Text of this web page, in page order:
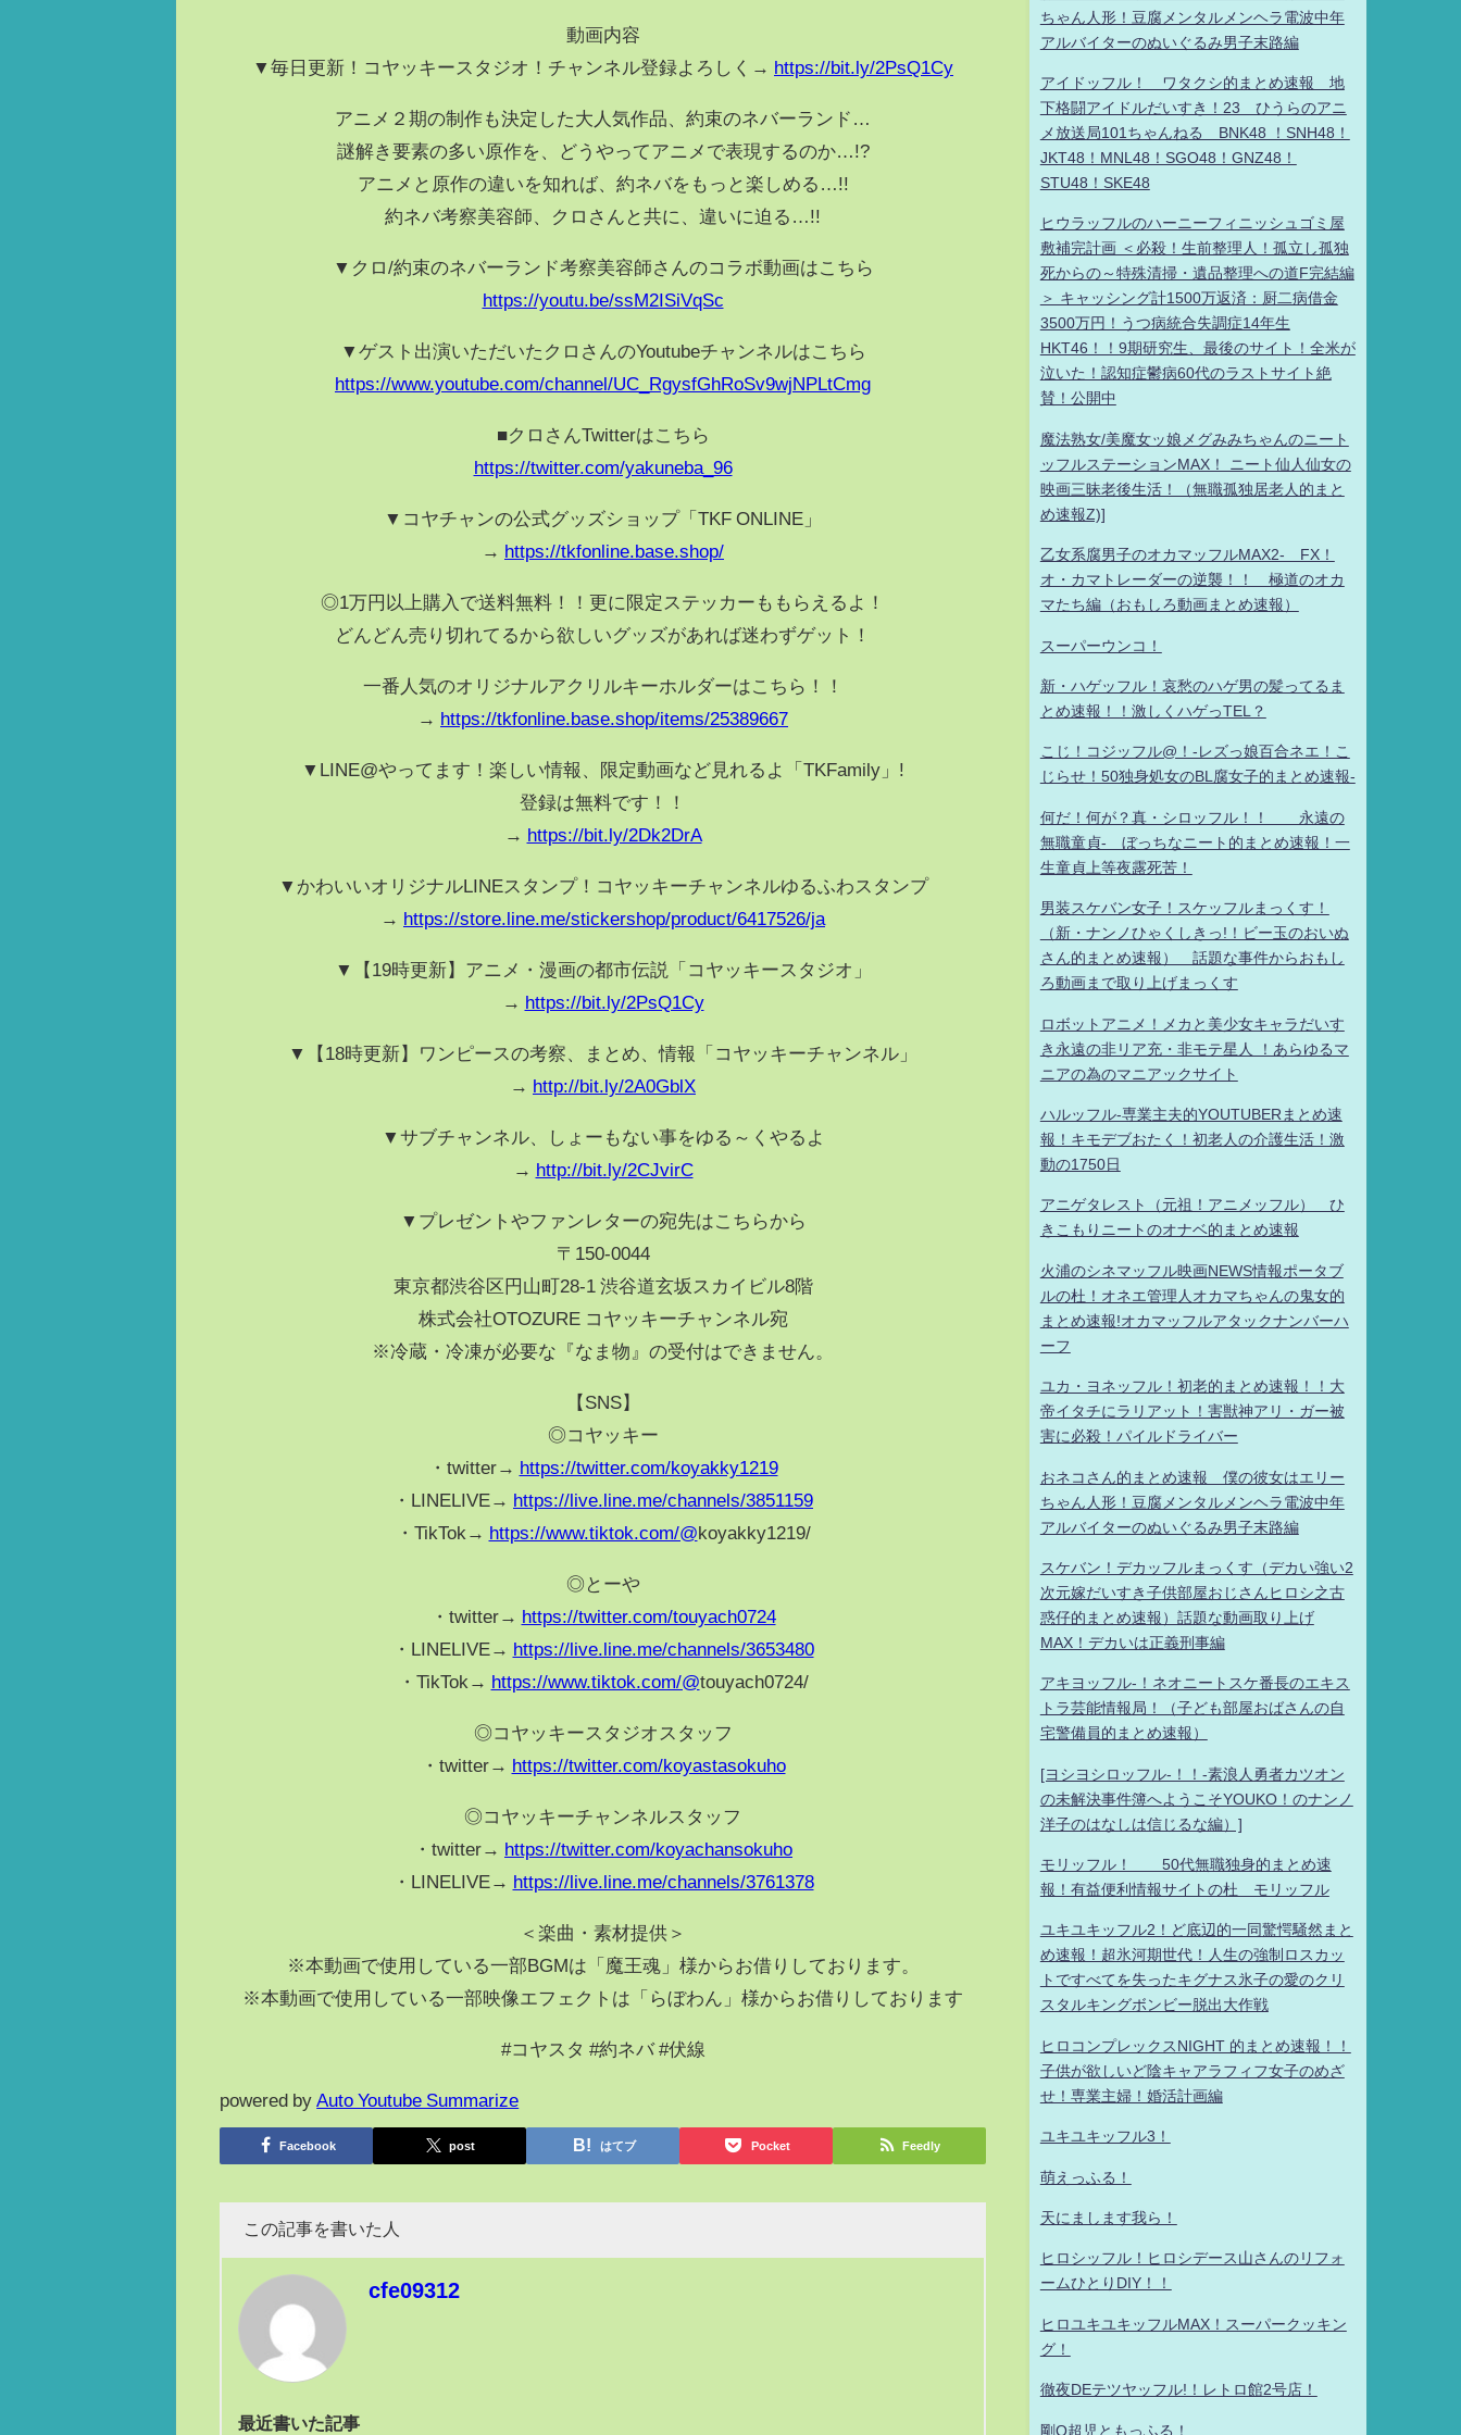
動画内容
▼毎日更新！コヤッキースタジオ！チャンネル登録よろしく→ https://bit.ly/2PsQ1Cy
アニメ２期の制作も決定した大人気作品、約束のネバーランド…
謎解き要素の多い原作を、どうやってアニメで表現するのか…!?
アニメと原作の違いを知れば、約ネバをもっと楽しめる…!!
約ネバ考察美容師、クロさんと共に、違いに迫る…!!
▼クロ/約束のネバーランド考察美容師さんのコラボ動画はこちら
https://youtu.be/ssM2ISiVqSc
▼ゲスト出演いただいたクロさんのYoutubeチャンネルはこちら
https://www.youtube.com/channel/UC_RgysfGhRoSv9wjNPLtCmg
■クロさんTwitterはこちら
https://twitter.com/yakuneba_96
▼コヤチャンの公式グッズショップ「TKF ONLINE」
→ https://tkfonline.base.shop/
◎1万円以上購入で送料無料！！更に限定ステッカーももらえるよ！
どんどん売り切れてるから欲しいグッズがあれば迷わずゲット！
一番人気のオリジナルアクリルキーホルダーはこちら！！
→ https://tkfonline.base.shop/items/25389667
▼LINE@やってます！楽しい情報、限定動画など見れるよ「TKFamily」!
登録は無料です！！
→ https://bit.ly/2Dk2DrA
▼かわいいオリジナルLINEスタンプ！コヤッキーチャンネルゆるふわスタンプ
→ https://store.line.me/stickershop/product/6417526/ja
▼【19時更新】アニメ・漫画の都市伝説「コヤッキースタジオ」
→ https://bit.ly/2PsQ1Cy
▼【18時更新】ワンピースの考察、まとめ、情報「コヤッキーチャンネル」
→ http://bit.ly/2A0GblX
▼サブチャンネル、しょーもない事をゆる～くやるよ
→ http://bit.ly/2CJvirC
▼プレゼントやファンレターの宛先はこちらから
〒150-0044
東京都渋谷区円山町28-1 渋谷道玄坂スカイビル8階
株式会社OTOZURE コヤッキーチャンネル宛
※冷蔵・冷凍が必要な『なま物』の受付はできません。
【SNS】
◎コヤッキー
・twitter→ https://twitter.com/koyakky1219
・LINELIVE→ https://live.line.me/channels/3851159
・TikTok→ https://www.tiktok.com/@koyakky1219/
◎とーや
・twitter→ https://twitter.com/touyach0724
・LINELIVE→ https://live.line.me/channels/3653480
・TikTok→ https://www.tiktok.com/@touyach0724/
◎コヤッキースタジオスタッフ
・twitter→ https://twitter.com/koyastasokuho
◎コヤッキーチャンネルスタッフ
・twitter→ https://twitter.com/koyachansokuho
・LINELIVE→ https://live.line.me/channels/3761378
＜楽曲・素材提供＞
※本動画で使用している一部BGMは「魔王魂」様からお借りしております。
※本動画で使用している一部映像エフェクトは「らぼわん」様からお借りしております
#コヤスタ #約ネバ #伏線
powered by Auto Youtube Summarize
Facebook post はてブ Pocket Feedly
この記事を書いた人
cfe09312
最近書いた記事
ちゃん人形！豆腐メンタルメンヘラ電波中年
アルバイターのぬいぐるみ男子末路編
アイドッフル！ ワタクシ的まとめ速報 地
下格闘アイドルだいすき！23 ひうらのアニ
メ放送局101ちゃんねる BNK48 ！SNH48！
JKT48！MNL48！SGO48！GNZ48！
STU48！SKE48
ヒウラッフルのハーニーフィニッシュゴミ屋
敷補完計画 ＜必殺！生前整理人！孤立し孤独
死からの～特殊清掃・遺品整理への道F完結編
＞ キャッシング計1500万返済：厨二病借金
3500万円！うつ病統合失調症14年生
HKT46！！9期研究生、最後のサイト！全米が
泣いた！認知症鬱病60代のラストサイト絶
賛！公開中
魔法熟女/美魔女ッ娘メグみみちゃんのニート
ッフルステーションMAX！ ニート仙人仙女の
映画三昧老後生活！（無職孤独居老人的まと
め速報Z)]
乙女系腐男子のオカマッフルMAX2- FX！
オ・カマトレーダーの逆襲！！ 極道のオカ
マたち編（おもしろ動画まとめ速報）
スーパーウンコ！
新・ハゲッフル！哀愁のハゲ男の髪ってるま
とめ速報！！激しくハゲっTEL？
こじ！コジッフル@！-レズっ娘百合ネエ！こ
じらせ！50独身処女のBL腐女子的まとめ速報-
何だ！何が？真・シロッフル！！ 永遠の
無職童貞- ぼっちなニート的まとめ速報！一
生童貞上等夜露死苦！
男装スケバン女子！スケッフルまっくす！
（新・ナンノひゃくしきっ!！ビー玉のおいぬ
さん的まとめ速報） 話題な事件からおもし
ろ動画まで取り上げまっくす
ロボットアニメ！メカと美少女キャラだいす
き永遠の非リア充・非モテ星人 ！あらゆるマ
ニアの為のマニアックサイト
ハルッフル-専業主夫的YOUTUBERまとめ速
報！キモデブおたく！初老人の介護生活！激
動の1750日
アニゲタレスト（元祖！アニメッフル） ひ
きこもりニートのオナベ的まとめ速報
火浦のシネマッフル映画NEWS情報ポータブ
ルの杜！オネエ管理人オカマちゃんの鬼女的
まとめ速報!オカマッフルアタックナンバーハ
ーフ
ユカ・ヨネッフル！初老的まとめ速報！！大
帝イタチにラリアット！害獣神アリ・ガー被
害に必殺！パイルドライバー
おネコさん的まとめ速報 僕の彼女はエリー
ちゃん人形！豆腐メンタルメンヘラ電波中年
アルバイターのぬいぐるみ男子末路編
スケバン！デカッフルまっくす（デカい強い2
次元嫁だいすき子供部屋おじさんヒロシ之古
惑仔的まとめ速報）話題な動画取り上げ
MAX！デカいは正義刑事編
アキヨッフル-！ネオニートスケ番長のエキス
トラ芸能情報局！（子ども部屋おばさんの自
宅警備員的まとめ速報）
[ヨシヨシロッフル-！！-素浪人勇者カツオン
の未解決事件簿へようこそYOUKO！のナンノ
洋子のはなしは信じるな編）]
モリッフル！ 50代無職独身的まとめ速
報！有益便利情報サイトの杜 モリッフル
ユキユキッフル2！ど底辺的一同驚愕騒然まと
め速報！超氷河期世代！人生の強制ロスカッ
トですべてを失ったキグナス氷子の愛のクリ
スタルキングボンビー脱出大作戦
ヒロコンプレックスNIGHT 的まとめ速報！！
子供が欲しいど陰キャアラフィフ女子のめざ
せ！専業主婦！婚活計画編
ユキユキッフル3！
萌えっふる！
天にまします我ら！
ヒロシッフル！ヒロシデース山さんのリフォ
ームひとりDIY！！
ヒロユキユキッフルMAX！スーパークッキン
グ！
徹夜DEテツヤッフル!！レトロ館2号店！
剛Q超児ともっふる！